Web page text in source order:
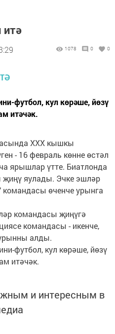
итә
1078 0 0
футбол, кул көрәше, йөзү
итәчәк.
XXX кышкы
- 16 февраль көнне өстәл
ярышлар үтте. Биатлонда
җиңү яулады. Эчке эшләр
командасы өченче урынга
командасы җиңүгә
командасы - икенче,
алды.
футбол, кул көрәше, йөзү
итәчәк.
и интересным в